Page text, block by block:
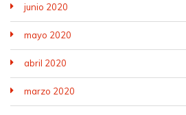
junio 2020
mayo 2020
abril 2020
marzo 2020